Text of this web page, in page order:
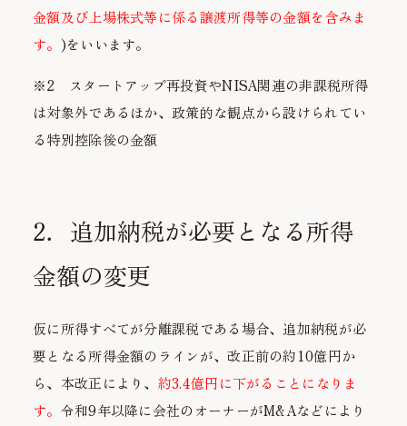
金額及び上場株式等に係る譲渡所得等の金額を含みま
す。 )をいいます。
※2 スタートアップ再投資やNISA関連の非課税所得
は対象外であるほか、政策的な観点から設けられてい
る特別控除後の金額
2．追加納税が必要となる所得
金額の変更
仮に所得すべてが分離課税である場合、追加納税が必
要となる所得金額のラインが、改正前の約10億円か
ら、本改正により、 約3.4億円に下がることになりま
す。 令和9年以降に会社のオーナーがM&Aなどにより